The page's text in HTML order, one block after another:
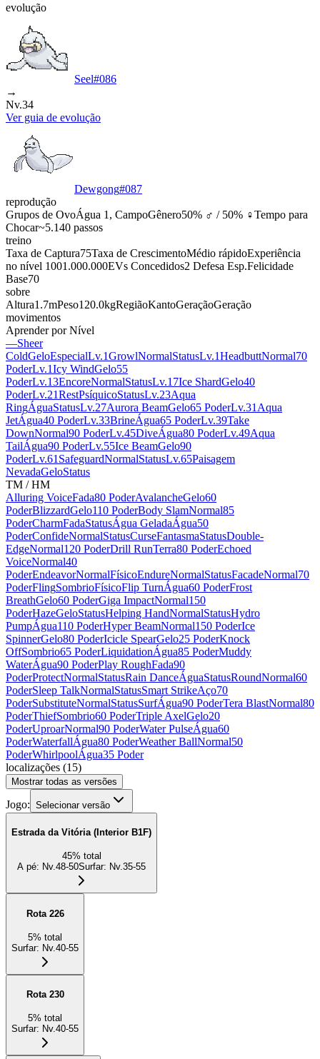
evolução
Seel#086
→
Nv.34
Ver guia de evolução
Dewgong#087
reprodução
Grupos de OvoÁgua 1, CampoGênero50% ♂ / 50% ♀Tempo para
Chocar~5.140 passos
treino
Taxa de Captura75Taxa de CrescimentoMédio rápidoExperiência
no nível 1001.000.000EVs Concedidos2 Defesa Esp.Felicidade
Base70
sobre
Altura1.7mPeso120.0kgRegiãoKantoGeraçãoGeração
movimentos
Aprender por Nível
—Sheer
ColdGeloEspecialLv.1GrowlNormalStatusLv.1HeadbuttNormal70
PoderLv.1Icy WindGelo55
PoderLv.13EncoreNormalStatusLv.17Ice ShardGelo40
PoderLv.21RestPsíquicoStatusLv.23Aqua
RingÁguaStatusLv.27Aurora BeamGelo65 PoderLv.31 Aqua
JetÁgua40 PoderLv.33BrineÁgua65 PoderLv.39Take
DownNormal90 PoderLv.45DiveÁgua80 PoderLv.49Aqua
TailÁgua90 PoderLv.55Ice BeamGelo90
PoderLv.61 SafeguardNormalStatusLv.65Paisagem
NevadaGeloStatus
TM / HM
Alluring VoiceFada80 PoderAvalancheGelo60
PoderBlizzardGelo110 PoderBody SlamNormal85
PoderCharmFadaStatusÁgua GeladaÁgua50
PoderConfideNormalStatusCurseFantasmaStatusDouble-
EdgeNormal120 PoderDrill RunTerra80 PoderEchoed
VoiceNormal40
PoderEndeavorNormalFísicoEndureNormalStatusFacadeNormal70
PoderFlingSombrioFísicoFlip TurnÁgua60 PoderFrost
BreathGelo60 PoderGiga ImpactNormal150
PoderHazeGeloStatusHelping HandNormalStatusHydro
PumpÁgua110 PoderHyper BeamNormal150 PoderIce
SpinnerGelo80 PoderIcicle SpearGelo25 PoderKnock
OffSombrio65 PoderLiquidationÁgua85 PoderMuddy
WaterÁgua90 PoderPlay RoughFada90
PoderProtectNormalStatusRain DanceÁguaStatusRoundNormal60
PoderSleep TalkNormalStatusSmart StrikeAço70
PoderSubstituteNormalStatusSurfÁgua90 PoderTera BlastNormal80
PoderThiefSombrio60 PoderTriple AxelGelo20
PoderUproarNormal90 PoderWater PulseÁgua60
PoderWaterfallÁgua80 PoderWeather BallNormal50
PoderWhirlpoolÁgua35 Poder
localizações (15)
Mostrar todas as versões
Jogo: Selecionar versão
Estrada da Vitória (Interior B1F)
45% total
A pé: Nv.48-50Surfar: Nv.35-55
Rota 226
5% total
Surfar: Nv.40-55
Rota 230
5% total
Surfar: Nv.40-55